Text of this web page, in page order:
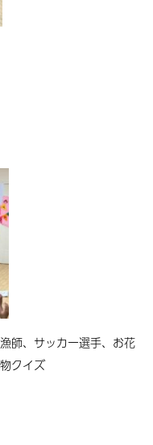
師、サッカー選手、お花
クイズ